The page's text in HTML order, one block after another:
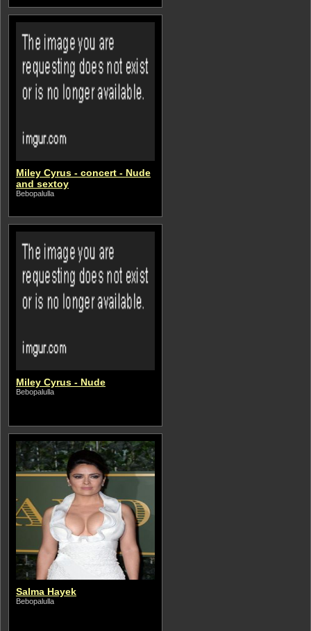
Miley Cyrus - concert - Nude
and sextoy
Bebopalulla
Miley Cyrus - Nude
Bebopalulla
Salma Hayek
Bebopalulla